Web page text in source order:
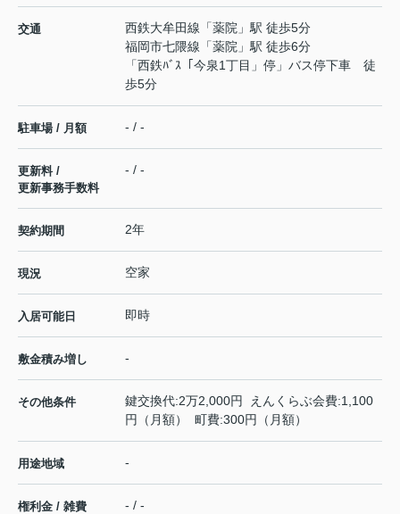
交通 西鉄大牟田線 「薬院 」駅 徒歩5分
福岡市七隈線 「薬院 」駅 徒歩6分
「西鉄ﾊﾞｽ「今泉1丁目」停」バス停下車 徒
歩5分
駐車場 / 月額 - / -
更新料 /
更新事務手数料
- / -
契約期間 2年
現況 空家
入居可能日 即時
敷金積み増し -
その他条件
鍵交換代:2万2,000円 えんくらぶ会費:1,100
円（月額） 町費:300円（月額）
用途地域 -
権利金 / 雑費 - / -